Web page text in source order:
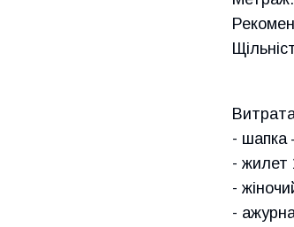
- шапка
- жилет
-
-